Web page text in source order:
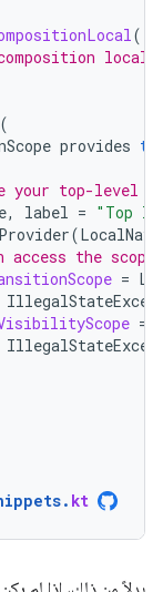
()
(
provides
top-level
, label = "Top
(
access the
=
=
. kt